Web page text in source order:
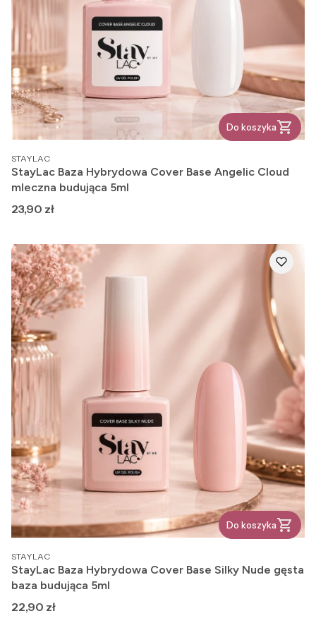
Do koszyka
PRODUCENT
STAYLAC
StayLac Baza Hybrydowa Cover Base Angelic Cloud
mleczna budująca 5ml
Cena
23,90 zł
Do koszyka
PRODUCENT
STAYLAC
StayLac Baza Hybrydowa Cover Base Silky Nude gęsta
baza budująca 5ml
Cena
22,90 zł